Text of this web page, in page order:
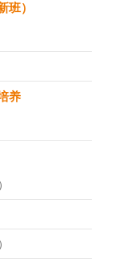
班）
养